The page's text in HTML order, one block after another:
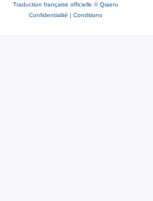
Traduction française officielle ©Qiaeru
Confidentialité | Conditions